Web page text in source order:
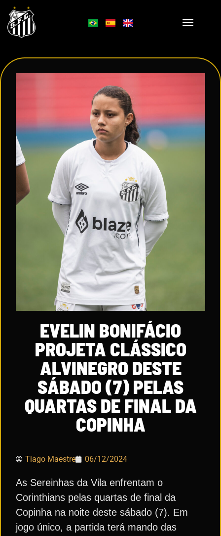
EVELIN BONIFÁCIO
PROJETA CLÁSSICO
ALVINEGRO DESTE
SÁBADO (7) PELAS
QUARTAS DE FINAL DA
COPINHA
Tiago Maestre 06/12/2024
As Sereinhas da Vila enfrentam o
Corinthians pelas quartas de final da
Copinha na noite deste sábado (7). Em
jogo único, a partida terá mando das